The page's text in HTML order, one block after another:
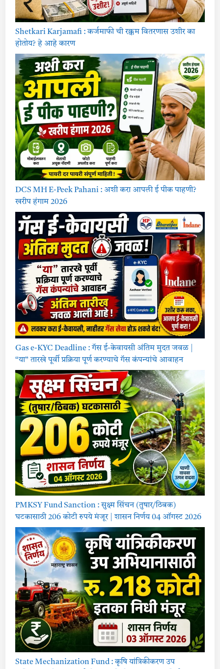
Shetkari Karjamafi : कर्जमाफी ची रक्कम वितरणास उशीर का
होतोय? हे आहे कारण
DCS MH E-Peek Pahani : अशी करा आपली ई पीक पाहणी?
खरीप हंगाम 2026
Gas e-KYC Deadline : गॅस ई-केवायसी अंतिम मुदत जवळ |
“या” तारखे पूर्वी प्रक्रिया पूर्ण करण्याचे गॅस कंपन्यांचे आवाहन
PMKSY Fund Sanction : सुक्ष्म सिंचन (तुषार/ठिबक)
घटकासाठी 206 कोटी रुपये मंजूर | शासन निर्णय 04 ऑगस्ट 2026
State Mechanization Fund : कृषि यांत्रिकीकरण उप